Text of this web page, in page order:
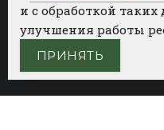
РЕГИОНЫ
и с обработкой
улучшения работы
ПРИНЯТЬ